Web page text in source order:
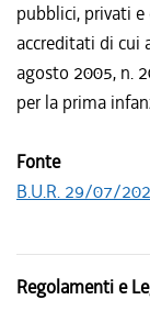
pubblici, privati e
accreditati di cui
agosto 2005, n.
per la prima
Fonte
B.U.R. 29/07/
Regolamenti e